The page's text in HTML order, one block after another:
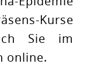
Kurse
Sie im
online.